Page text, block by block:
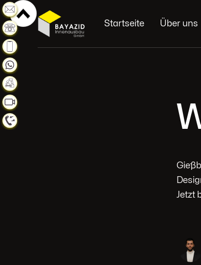
Startseite Über uns
Jetzt
Weiterlesen
Weiterlesen
Weiterlesen
Weiterlesen
Weiterlesen
Weiterlesen
Weiterlesen